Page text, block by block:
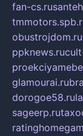
fan-cs.ru
obustrojdom.ru
ppknews.ru
glamourai.ru
dorogoe58.ru
sageerp.ru